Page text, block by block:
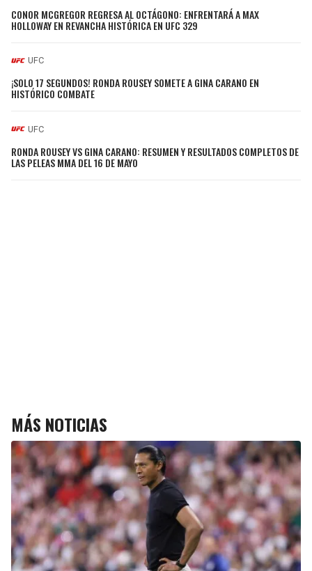
CONOR MCGREGOR REGRESA AL OCTÁGONO: ENFRENTARÁ A MAX
HOLLOWAY EN REVANCHA HISTÓRICA EN UFC 329
UFC
¡SOLO 17 SEGUNDOS! RONDA ROUSEY SOMETE A GINA CARANO EN
HISTÓRICO COMBATE
UFC
RONDA ROUSEY VS GINA CARANO: RESUMEN Y RESULTADOS COMPLETOS DE
LAS PELEAS MMA DEL 16 DE MAYO
MÁS NOTICIAS